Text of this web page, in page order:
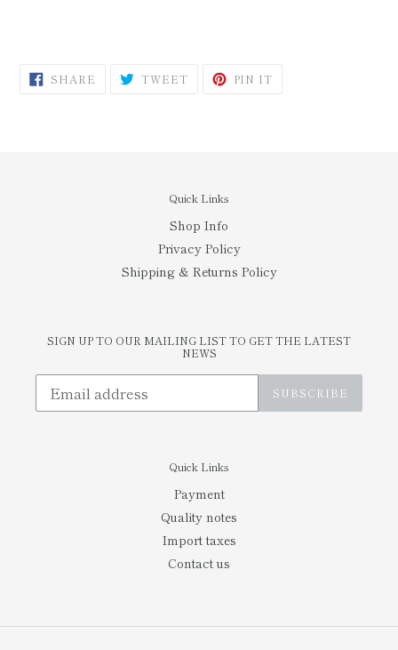
SHARE SHARE TWEETTWEET PIN IT
Quick Links
Shop Info
Privacy Policy
Shipping & Returns Policy
SIGN UP TO OUR MAILING LIST TO GET THE LATEST
NEWS
SUBSCRIBE
Quick Links
Payment
Quality notes
Import taxes
Contact us